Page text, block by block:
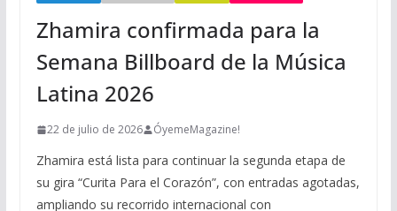
Zhamira confirmada para la
Semana Billboard de la Música
Latina 2026
22 de julio de 2026 ÓyemeMagazine!
Zhamira está lista para continuar la segunda etapa de
su gira “Curita Para el Corazón”, con entradas agotadas,
ampliando su recorrido internacional con